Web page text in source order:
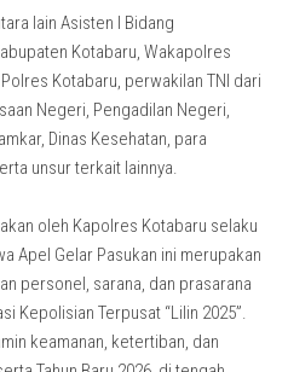
lain Asisten I Bidang
Kotabaru, Wakapolres
Kotabaru, perwakilan TNI dari
Negeri, Pengadilan Negeri,
Dinas Kesehatan, para
unsur terkait lainnya.
oleh Kapolres Kotabaru selaku
Apel Gelar Pasukan ini merupakan
personel, sarana, dan prasarana
Kepolisian Terpusat “Lilin 2025”.
keamanan, ketertiban, dan